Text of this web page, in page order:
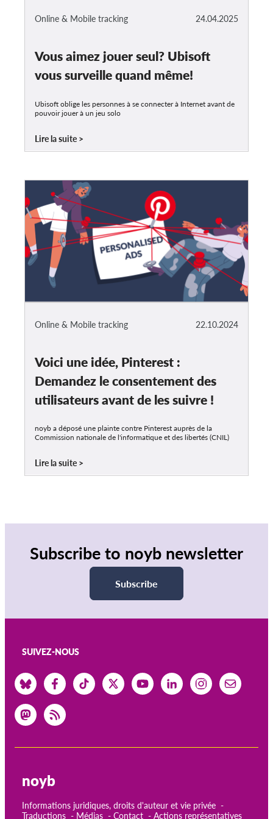
24.04.2025
Online & Mobile tracking
Vous aimez jouer seul? Ubisoft
vous surveille quand même!
Ubisoft oblige les personnes à se connecter à Internet avant de
pouvoir jouer à un jeu solo
Lire la suite
22.10.2024
Online & Mobile tracking
Voici une idée, Pinterest :
Demandez le consentement des
utilisateurs avant de les suivre !
noyb a déposé une plainte contre Pinterest auprès de la
Commission nationale de l'informatique et des libertés (CNIL)
Lire la suite
Subscribe to noyb newsletter
Subscribe
SUIVEZ-NOUS
noyb
Informations juridiques, droits d'auteur et vie privée
Traductions
Médias Contact Actions représentatives